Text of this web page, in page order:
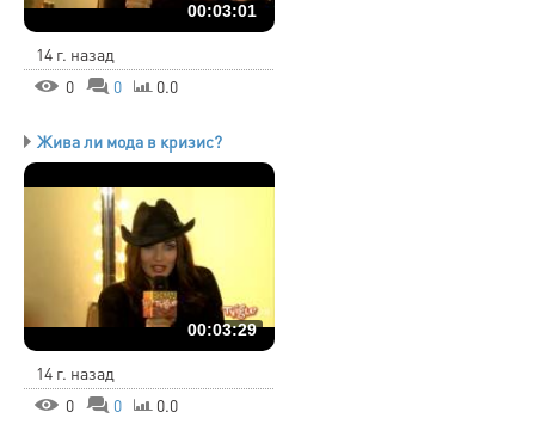
00:03:01
14 г. назад
0
0 0.0
Жива ли мода в кризис?
00:03:29
14 г. назад
0
0 0.0